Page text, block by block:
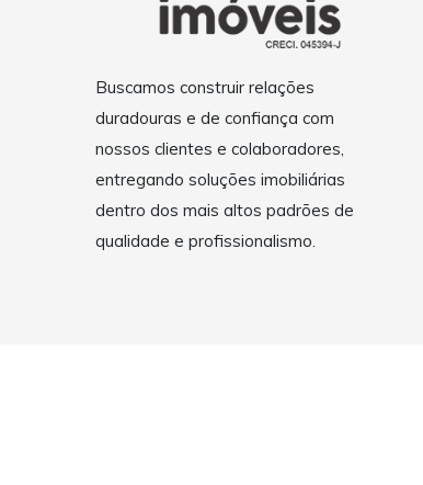
Buscamos construir relações
duradouras e de confiança com
nossos clientes e colaboradores,
entregando soluções imobiliárias
dentro dos mais altos padrões de
qualidade e profissionalismo.